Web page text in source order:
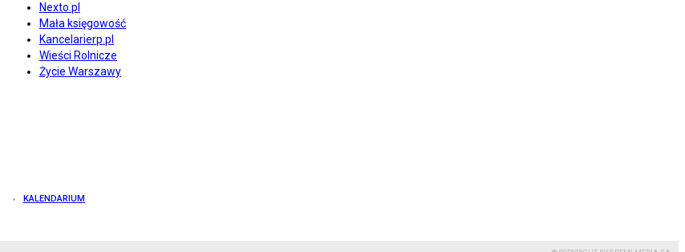
Nexto.pl
Mała księgowość
Kancelarierp.pl
Wieści Rolnicze
Życie Warszawy
KALENDARIUM